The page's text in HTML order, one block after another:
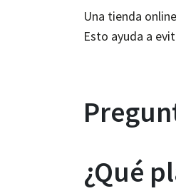
Una tienda
Esto ayuda a
¿Qué